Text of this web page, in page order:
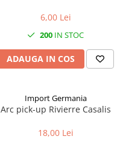
6,00 Lei
200 IN STOC
ADAUGA IN COS
Import Germania
Arc pick-up Rivierre Casalis
18,00 Lei